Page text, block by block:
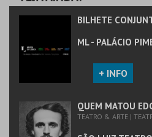
BILHETE
ML - PALÁCIO
+ INFO
QUEM MATOU
TEATRO & ARTE |